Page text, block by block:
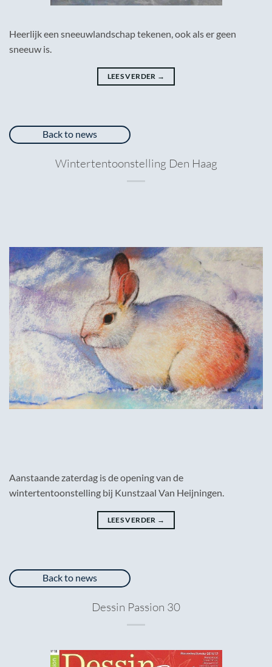
Heerlijk een sneeuwlandschap tekenen, ook als er geen
sneeuw is.
LEES VERDER →
Back to news
Wintertentoonstelling Den Haag
Aanstaande zaterdag is de opening van de
wintertentoonstelling bij Kunstzaal Van Heijningen.
LEES VERDER →
Back to news
Dessin Passion 30